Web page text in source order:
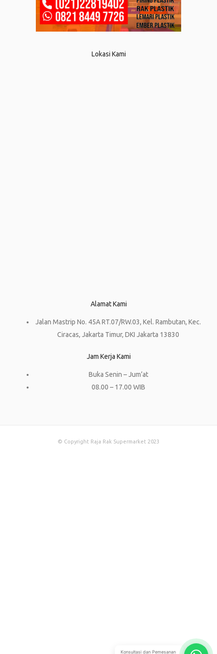
Lokasi Kami
Alamat Kami
Jalan Mastrip No. 45A RT.07/RW.03, Kel. Rambutan, Kec.
Ciracas, Jakarta Timur, DKI Jakarta 13830
Jam Kerja Kami
Buka Senin – Jum’at
08.00 – 17.00 WIB
© Copyright Raja Rak Supermarket 2023
Konsultasi dan Pemesanan